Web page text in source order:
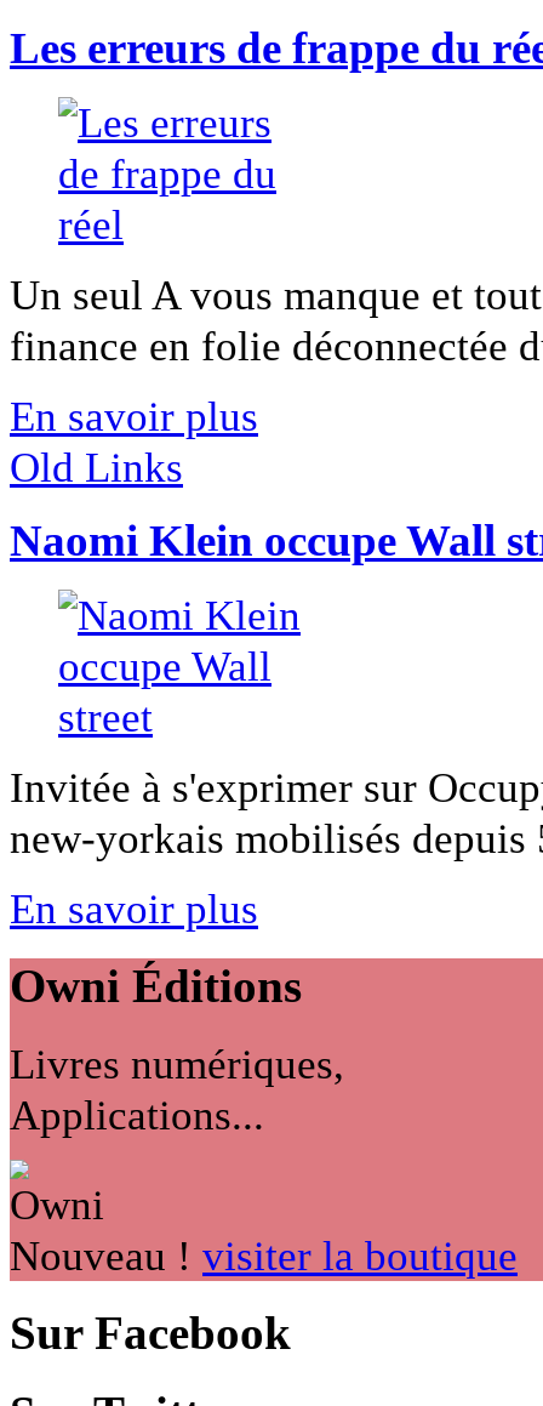
Les erreurs de frappe du
Un seul A vous manque et
finance en folie déconnectée
En savoir plus
Old Links
Naomi Klein occupe Wall
Invitée à s'exprimer sur
new-yorkais mobilisés depuis
En savoir plus
Owni Éditions
Livres numériques,
Applications...
Nouveau ! visiter la boutique
Sur Facebook